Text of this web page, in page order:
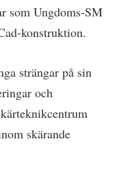
som Ungdoms-SM
konstruktion.
strängar på sin
och
skärande